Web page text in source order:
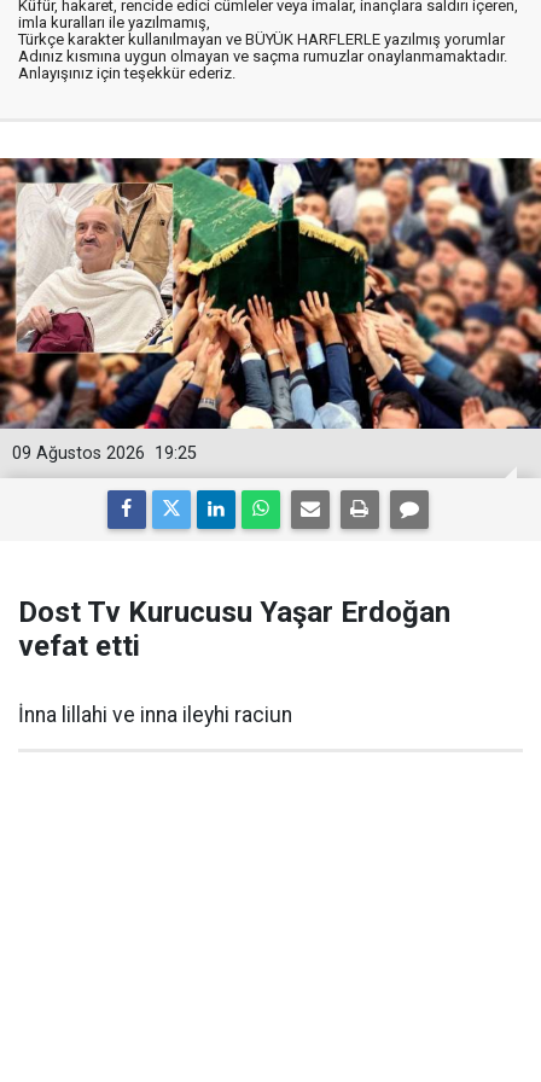
Küfür, hakaret, rencide edici cümleler veya imalar, inançlara saldırı içeren,
imla kuralları ile yazılmamış,
Türkçe karakter kullanılmayan ve BÜYÜK HARFLERLE yazılmış yorumlar
Adınız kısmına uygun olmayan ve saçma rumuzlar onaylanmamaktadır.
Anlayışınız için teşekkür ederiz.
19:25
09 Ağustos 2026
Dost Tv Kurucusu Yaşar Erdoğan
vefat etti
İnna lillahi ve inna ileyhi raciun